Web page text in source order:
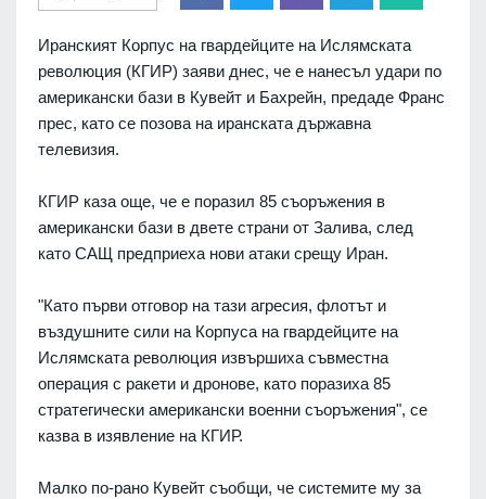
Иранският Корпус на гвардейците на Ислямската
революция (КГИР) заяви днес, че е нанесъл удари по
американски бази в Кувейт и Бахрейн, предаде Франс
прес, като се позова на иранската държавна
телевизия.
КГИР каза още, че е поразил 85 съоръжения в
американски бази в двете страни от Залива, след
като САЩ предприеха нови атаки срещу Иран.
"Като първи отговор на тази агресия, флотът и
въздушните сили на Корпуса на гвардейците на
Ислямската революция извършиха съвместна
операция с ракети и дронове, като поразиха 85
стратегически американски военни съоръжения", се
казва в изявление на КГИР.
Малко по-рано Кувейт съобщи, че системите му за